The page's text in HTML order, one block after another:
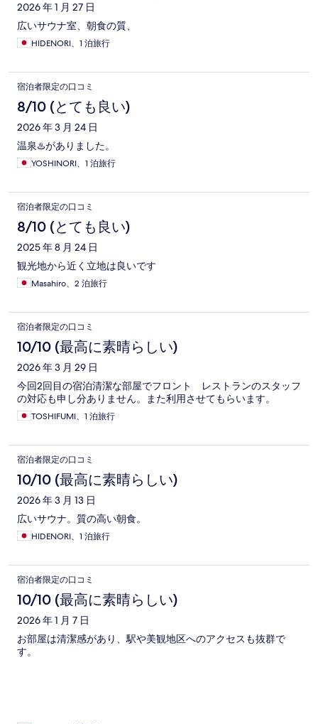
2026 年 1 月 27 日
広いサウナ室、朝食の質、
HIDENORI、1 泊旅行
宿泊者限定の口コミ
8/10 (とても良い)
2026 年 3 月 24 日
温泉♨️がありました。
YOSHINORI、1 泊旅行
宿泊者限定の口コミ
8/10 (とても良い)
2025 年 8 月 24 日
観光地から近く立地は良いです
Masahiro、2 泊旅行
宿泊者限定の口コミ
10/10 (最高に素晴らしい)
2026 年 3 月 29 日
今回2回目の宿泊清潔な部屋でフロント レストランのスタッフ
の対応も申し分ありません。また利用させてもらいます。
TOSHIFUMI、1 泊旅行
宿泊者限定の口コミ
10/10 (最高に素晴らしい)
2026 年 3 月 13 日
広いサウナ。質の高い朝食。
HIDENORI、1 泊旅行
宿泊者限定の口コミ
10/10 (最高に素晴らしい)
2026 年 1 月 7 日
お部屋は清潔感があり、駅や美観地区へのアクセスも抜群で
す。